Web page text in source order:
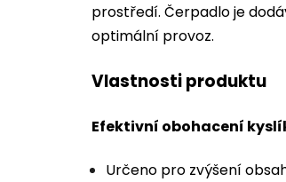
prostředí. Čerpadlo je
optimální provoz.
Vlastnosti produktu
Efektivní obohacení
Určeno pro zvýšení